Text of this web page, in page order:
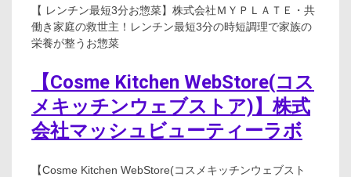
【 レンチン最短3分お惣菜】株式会社ＭＹＰＬＡＴＥ・共
働き家庭の救世主！レンチン最短3分の時短調理で家族の
栄養が整うお惣菜
【Cosme Kitchen WebStore(コス
メキッチンウェブストア)】株式
会社マッシュビューティーラボ
【Cosme Kitchen WebStore(コスメキッチンウェブスト